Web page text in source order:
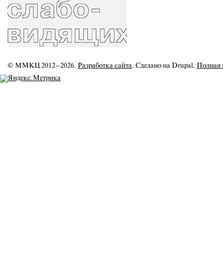
© ММКЦ 2012–2026. Разработка сайта. Сделано на Drupal. Полная